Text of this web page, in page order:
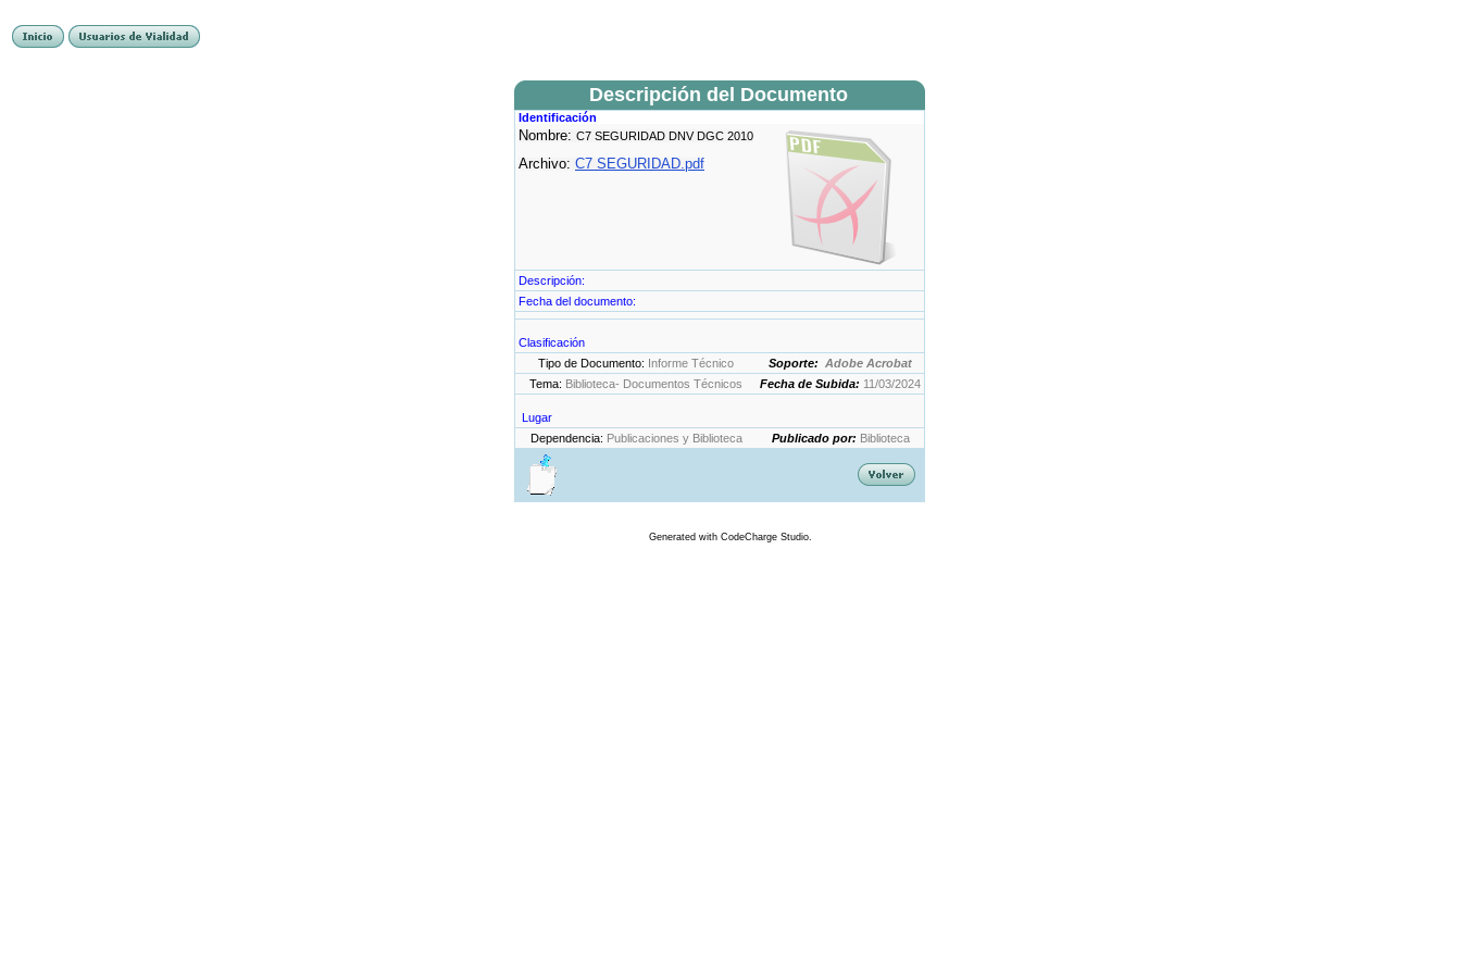
Descripción del Documento
Identificación
Nombre: C7 SEGURIDAD DNV DGC 2010
Archivo: C7 SEGURIDAD.pdf
Descripción:
Fecha del documento:
Clasificación
Tipo de Documento: Informe Técnico Soporte: Adobe Acrobat
Tema: Biblioteca- Documentos Técnicos Fecha de Subida: 11/03/2024
Lugar
Dependencia: Publicaciones y Biblioteca Publicado por: Biblioteca
Generated with CodeCharge Studio.